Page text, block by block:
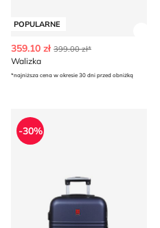
POPULARNE
359.10 zł 399.00 zł*
Walizka
*najniższa cena w okresie 30 dni przed obniżką
Walizka
-30%